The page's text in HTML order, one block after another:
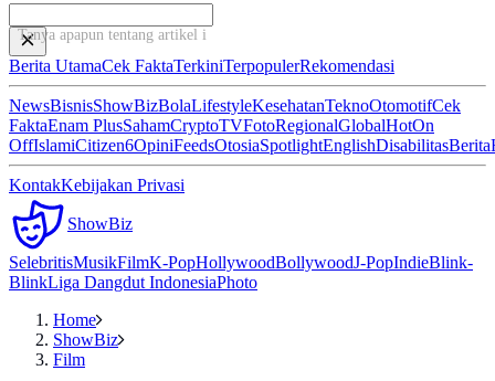
Tanya apapun tentang artikel ini...
Berita UtamaCek FaktaTerkiniTerpopulerRekomendasi
NewsBisnisShowBizBolaLifestyleKesehatanTeknoOtomotifCek
FaktaEnam PlusSahamCryptoTVFotoRegionalGlobalHotOn
OffIslamiCitizen6OpiniFeedsOtosiaSpotlightEnglishDisabilitasBerita
KontakKebijakan Privasi
ShowBiz
SelebritisMusikFilmK-PopHollywoodBollywoodJ-PopIndieBlink-
BlinkLiga Dangdut IndonesiaPhoto
Home
ShowBiz
Film